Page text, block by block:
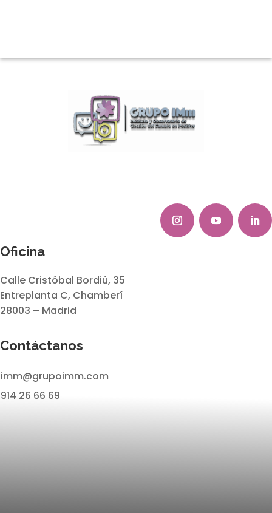
Oficina
Calle Cristóbal Bordiú, 35
Entreplanta C, Chamberí
28003 – Madrid
Contáctanos
imm@grupoimm.com
914 26 66 69